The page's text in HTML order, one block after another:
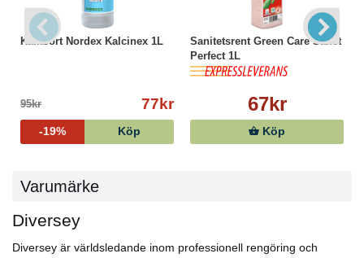
Kalkbort Nordex Kalcinex 1L
95kr 77kr
-19% Köp
Sanitetsrent Green Care Sanet
Perfect 1L
67kr
Köp
Varumärke
Diversey
Diversey är världsledande inom professionell rengöring och